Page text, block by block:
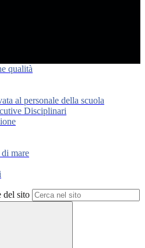
qualità
al personale della scuola
Disciplinari
mare
del sito